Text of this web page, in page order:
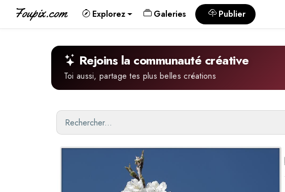
Foupix.com Explorez Galeries Publier
Rejoins la communauté créative
Toi aussi, partage tes plus belles créations